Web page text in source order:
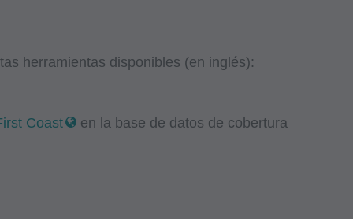
herramientas disponibles (en inglés):
Coast
en la base de datos de cobertura